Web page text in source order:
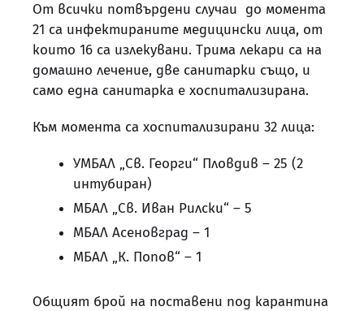
От всички потвърдени случаи до момента
21 са инфектираните медицински лица, от
които 16 са излекувани. Трима лекари са на
домашно лечение, две санитарки също, и
само една санитарка е хоспитализирана.
Към момента са хоспитализирани 32 лица:
УМБАЛ „Св. Георги“ Пловдив – 25 (2
интубиран)
МБАЛ „Св. Иван Рилски“ – 5
МБАЛ Асеновград – 1
МБАЛ „К. Попов“ – 1
Общият брой на поставени под карантина